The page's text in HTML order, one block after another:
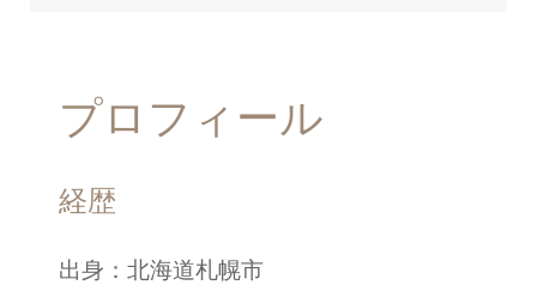
プロフィール
経歴
出身：北海道札幌市